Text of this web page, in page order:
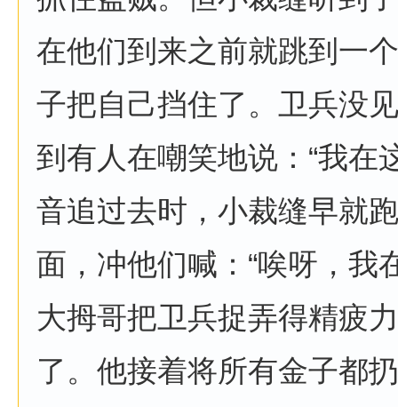
在他们到来之前就跳到一
子把自己挡住了。卫兵没
到有人在嘲笑地说：“我在
音追过去时，小裁缝早就
面，冲他们喊：“唉呀，我
大拇哥把卫兵捉弄得精疲
了。他接着将所有金子都